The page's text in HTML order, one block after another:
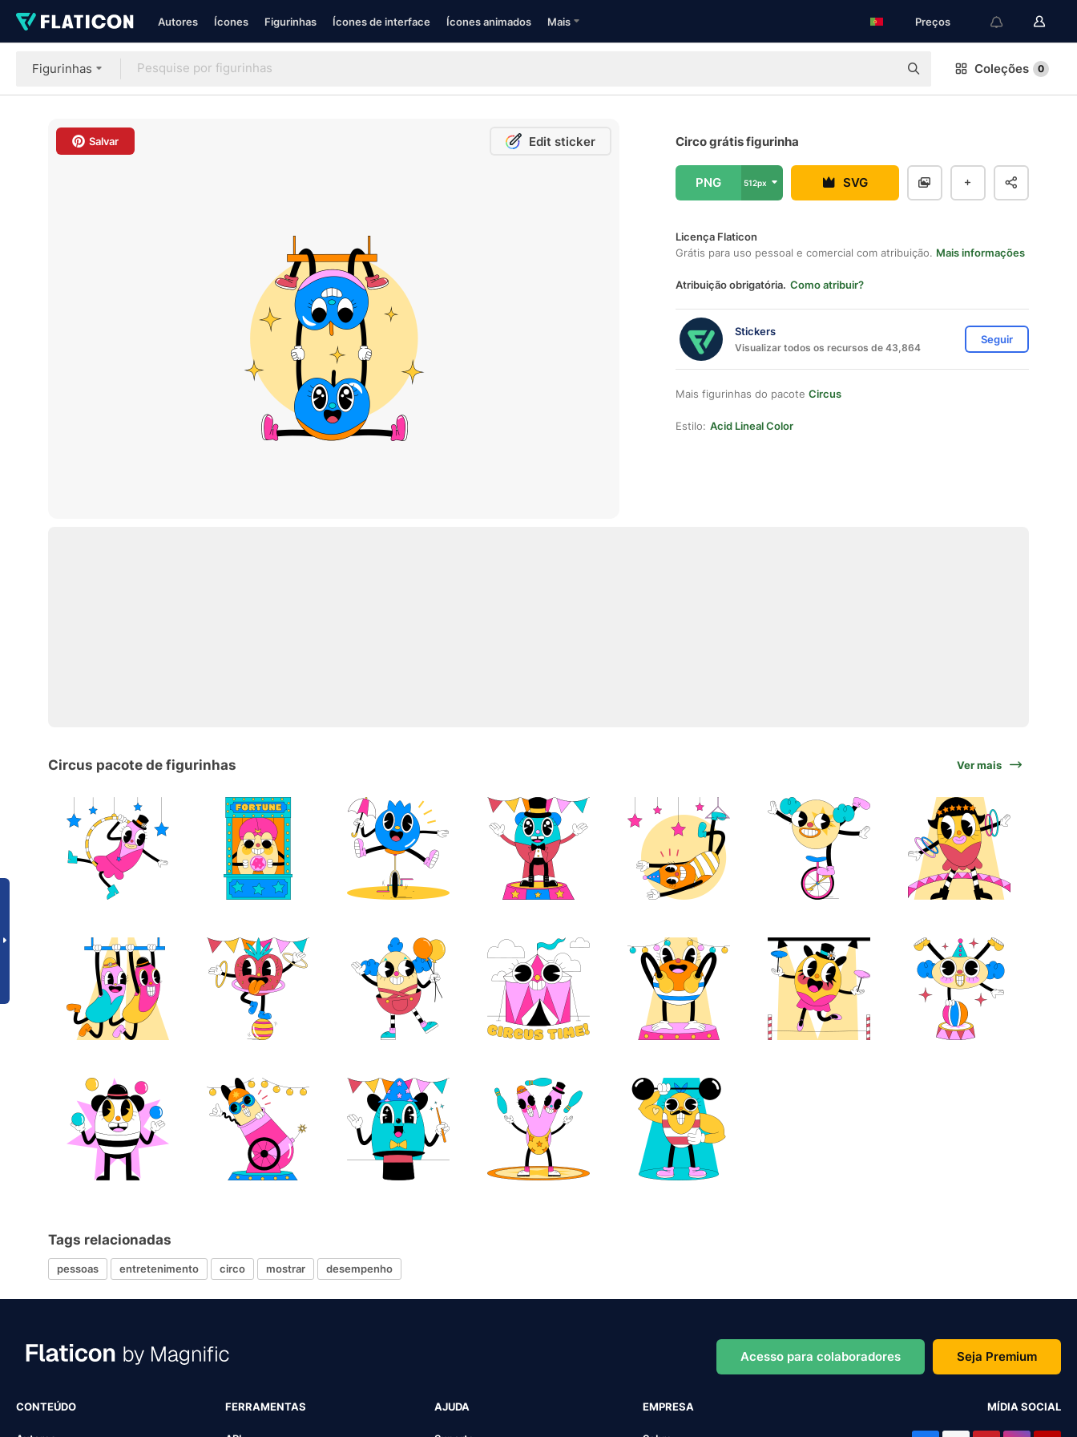
Autores Ícones Figurinhas Ícones de interface Ícones animados Mais Preços
Figurinhas Coleções 0
Salvar Edit sticker Circo grátis figurinha
PNG 512px SVG
Licença Flaticon
Grátis para uso pessoal e comercial com atribuição. Mais informações
Atribuição obrigatória. Como atribuir?
Stickers
Visualizar todos os recursos de 43,864
Seguir
Mais figurinhas do pacote Circus
Estilo: Acid Lineal Color
Circus pacote de figurinhas Ver mais
Tags relacionadas
pessoas entretenimento circo mostrar desempenho
Acesso para colaboradores Seja Premium
CONTEÚDO FERRAMENTAS AJUDA EMPRESA MÍDIA SOCIAL